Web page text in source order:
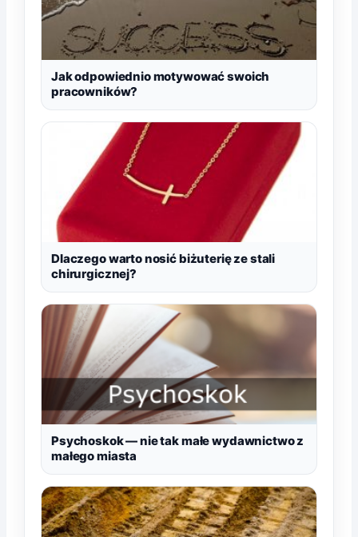
Jak odpowiednio motywować swoich
pracowników?
Dlaczego warto nosić biżuterię ze stali
chirurgicznej?
Psychoskok — nie tak małe wydawnictwo z
małego miasta